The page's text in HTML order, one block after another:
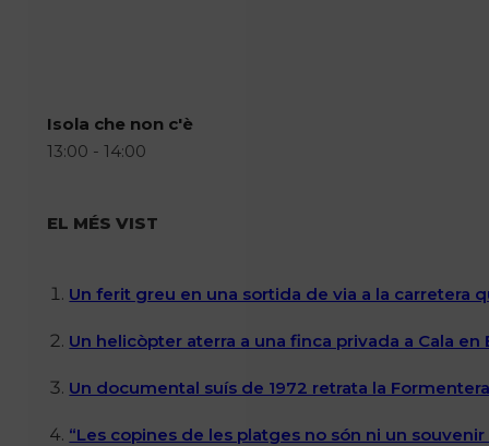
Isola che non c'è
13:00 - 14:00
EL MÉS VIST
Un ferit greu en una sortida de via a la carretera
Un helicòpter aterra a una finca privada a Cala
Un documental suís de 1972 retrata la
“Les copines de les platges no són ni un